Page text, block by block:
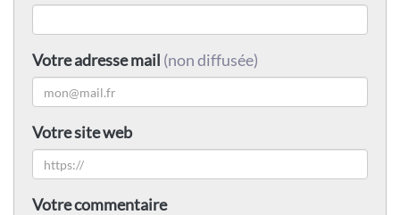
Votre adresse mail (non diffusée)
Votre site web
Votre commentaire